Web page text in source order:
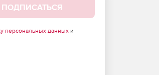
ПОДПИСАТЬСЯ
персональных данныхи